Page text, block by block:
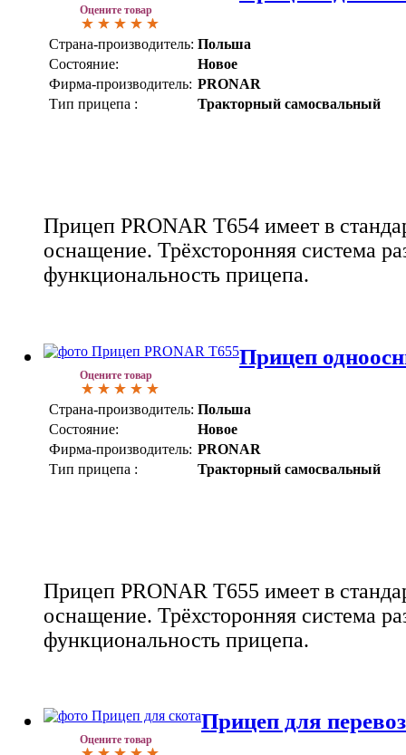
Оцените товар
Страна-производитель: Польша
Состояние:
Новое
Фирма-производитель: PRONAR
Тип прицепа :
Тракторный самосвальный
Прицеп PRONAR T654 имеет в
оснащение. Трёхсторонняя система
функциональность прицепа.
Оцените товар
Прицеп
Страна-производитель: Польша
Состояние:
Новое
Фирма-производитель: PRONAR
Тип прицепа :
Тракторный самосвальный
Прицеп PRONAR T655 имеет в
оснащение. Трёхсторонняя система
функциональность прицепа.
Оцените товар
Прицеп для